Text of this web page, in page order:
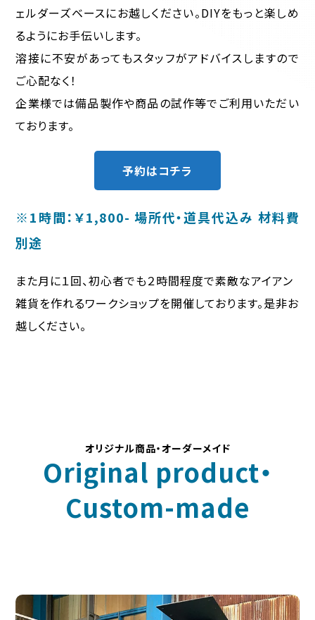
ェルダーズベースにお越しください。DIYをもっと楽しめ
るようにお手伝いします。
溶接に不安があってもスタッフがアドバイスしますので
ご心配なく！
企業様では備品製作や商品の試作等でご利用いただい
ております。
予約はコチラ
※1時間：￥1,800- 場所代・道具代込み 材料費
別途
また月に１回、初心者でも２時間程度で素敵なアイアン
雑貨を作れるワークショップを開催しております。是非お
越しください。
オリジナル商品・オーダーメイド
Original product・
Custom-made